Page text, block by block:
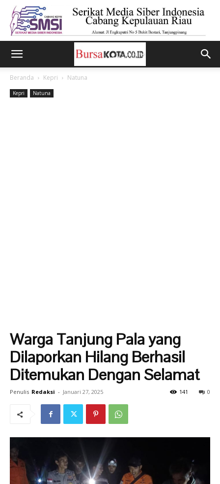
Beranda Kepri Natuna
Kepri Natuna
Warga Tanjung Pala yang
Dilaporkan Hilang Berhasil
Ditemukan Dengan Selamat
Penulis Redaksi - Januari 27, 2025 0
141